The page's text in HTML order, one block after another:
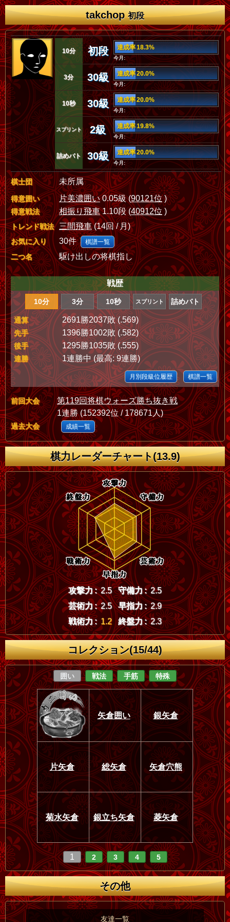
takchop初段
10分 初段 達成率 18.3%
今月:
3分 30級 達成率 20.0%
今月:
10秒 30級 達成率 20.0%
今月:
スプリント 2級 達成率 19.8%
今月:
詰めバト 30級 達成率 20.0%
今月:
棋士団 未所属
得意囲い 片美濃囲い0.05級 (90121位)
得意戦法 相振り飛車1.10段 (40912位 )
トレンド戦法 三間飛車(14回 / 月)
お気に入り 30件 棋譜一覧
二つ名 駆け出しの将棋指し
戦歴
10分 3分 10秒 スプリント 詰めバト
通算 2691勝2037敗 (.569)
先手 1396勝1002敗 (.582)
後手 1295勝1035敗 (.555)
連勝 1連勝中 (最高: 9連勝)
月別段級位履歴 棋譜一覧
前回大会
第119回将棋ウォーズ勝ち抜き戦
1連勝 (152392位 / 178671人)
過去大会 成績一覧
棋力レーダーチャート(13.9)
攻撃力 : 2.5 守備力 : 2.5
芸術力 : 2.5 早指力 : 2.9
戦術力 : 1.2 終盤力 : 2.3
コレクション(15/44)
囲い 戦法 手筋 特殊
矢倉囲い 銀矢倉
片矢倉 総矢倉 矢倉穴熊
菊水矢倉 銀立ち矢倉 菱矢倉
1 2 3 4 5
その他
友達一覧